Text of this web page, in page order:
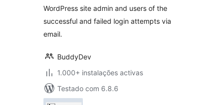
WordPress site admin and users of the
successful and failed login attempts via
email.
BuddyDev
1.000+ instalações activas
Testado com 6.8.6